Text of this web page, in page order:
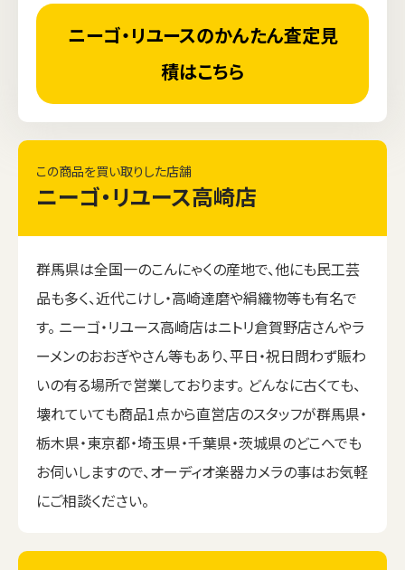
ニーゴ・リユースのかんたん査定見
積はこちら
この商品を買い取りした店舗
ニーゴ・リユース高崎店
群馬県は全国一のこんにゃくの産地で、他にも民工芸
品も多く、近代こけし・高崎達磨や絹織物等も有名で
す。 ニーゴ・リユース高崎店はニトリ倉賀野店さんやラ
ーメンのおおぎやさん等もあり、平日・祝日問わず賑わ
いの有る場所で営業しております。 どんなに古くても、
壊れていても商品1点から直営店のスタッフが群馬県・
栃木県・東京都・埼玉県・千葉県・茨城県のどこへでも
お伺いしますので、オーディオ楽器カメラの事はお気軽
にご相談ください。